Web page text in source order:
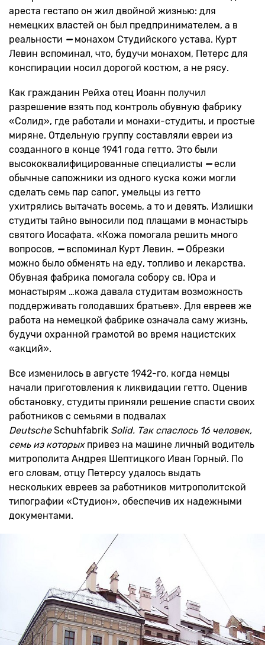
ареста гестапо он жил двойной жизнью: для
немецких властей он был предпринимателем, а в
реальности —монахом Студийского устава. Курт
Левин вспоминал, что, будучи монахом, Петерс для
конспирации носил дорогой костюм, а не рясу.
Как гражданин Рейха отец Иоанн получил
разрешение взять под контроль обувную фабрику
«Солид», где работали и монахи-студиты, и простые
миряне. Отдельную группу составляли евреи из
созданного в конце 1941 года гетто. Это были
высококвалифицированные специалисты —если
обычные сапожники из одного куска кожи могли
сделать семь пар сапог, умельцы из гетто
ухитрялись вытачать восемь, а то и девять. Излишки
студиты тайно выносили под плащами в монастырь
святого Иосафата. «Кожа помогала решить много
вопросов, —вспоминал Курт Левин. —Обрезки
можно было обменять на еду, топливо и лекарства.
Обувная фабрика помогала собору св. Юра и
монастырям …кожа ​​давала студитам возможность
поддерживать голодавших братьев». Для евреев же
работа на немецкой фабрике означала саму жизнь,
будучи охранной грамотой во время нацистских
«акций».
Все изменилось в августе 1942-го, когда немцы
начали приготовления к ликвидации гетто. Оценив
обстановку, студиты приняли решение спасти своих
работников с семьями в подвалах
DeutscheSchuhfabrik Solid. Так спаслось 16 человек,
семь из которых привез на машине личный водитель
митрополита Андрея Шептицкого Иван Горный. По
его словам, отцу Петерсу удалось выдать
нескольких евреев за работников митрополитской
типографии «Студион», обеспечив их надежными
документами.